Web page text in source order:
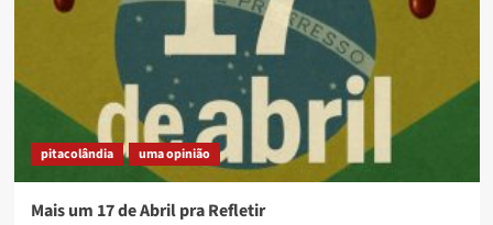
pitacolândia uma opinião
Mais um 17 de Abril pra Refletir